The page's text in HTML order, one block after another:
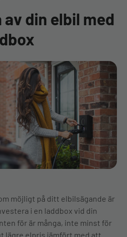
din elbil med
möjligt på ditt elbilsägande är
i en laddbox vid din
för är många, inte minst för
lägre elpris jämfört med att